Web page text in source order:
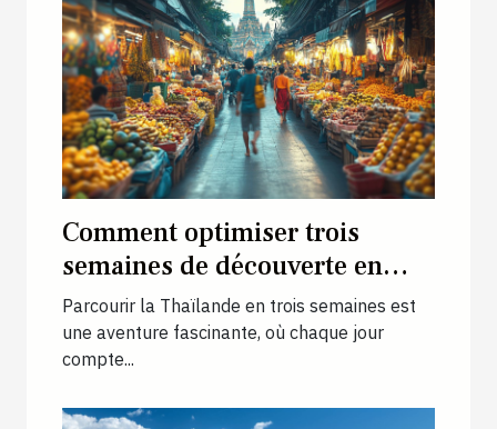
Comment optimiser trois
semaines de découverte en
Thaïlande ?
Parcourir la Thaïlande en trois semaines est
une aventure fascinante, où chaque jour
compte...